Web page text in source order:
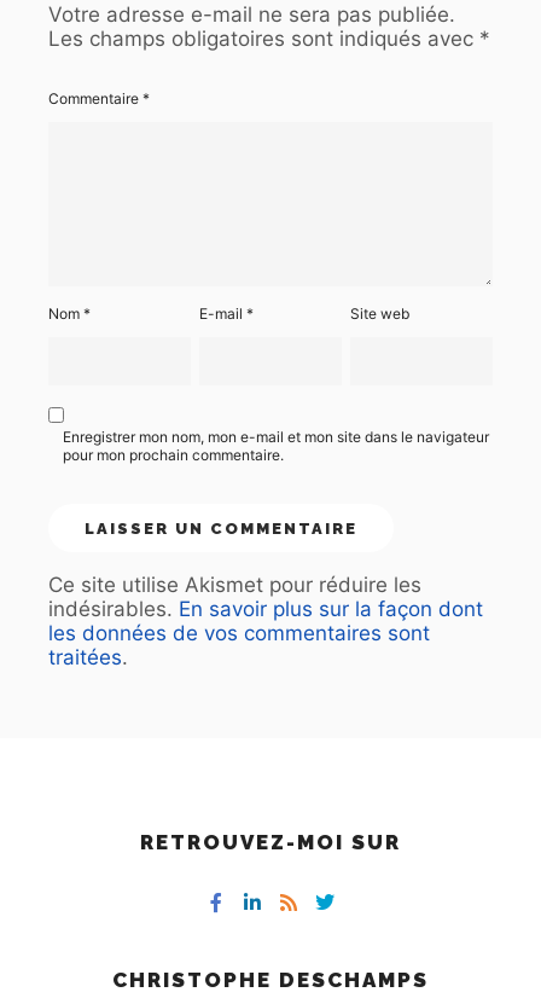
Votre adresse e-mail ne sera pas publiée.
Les champs obligatoires sont indiqués avec *
Commentaire *
Nom * E-mail* Site web
Enregistrer mon nom, mon e-mail et mon site dans le navigateur
pour mon prochain commentaire.
Ce site utilise Akismet pour réduire les
indésirables. En savoir plus sur la façon dont
les données de vos commentaires sont
traitées.
RETROUVEZ-MOI SUR
CHRISTOPHE DESCHAMPS